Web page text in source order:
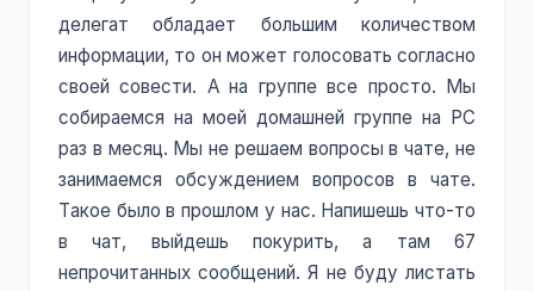
делегат обладает большим количеством
информации, то он может голосовать согласно
своей совести. А на группе все просто. Мы
собираемся на моей домашней группе на РС
раз в месяц. Мы не решаем вопросы в чате, не
занимаемся обсуждением вопросов в чате.
Такое было в прошлом у нас. Напишешь что-то
в чат, выйдешь покурить, а там 67
непрочитанных сообщений. Я не буду листать